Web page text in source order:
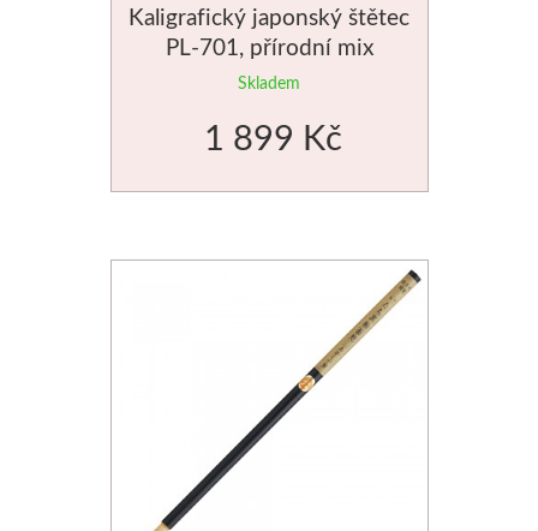
Kaligrafický japonský štětec
PL-701, přírodní mix
Skladem
1 899 Kč